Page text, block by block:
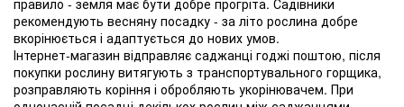
правило - земля має бути добре прогріта. Садівники
рекомендують весняну посадку - за літо рослина добре
вкорінюється і адаптується до нових умов.
Інтернет-магазин відправляє саджанці годжі поштою, після
покупки рослину витягують з транспортувального горщика,
розправляють коріння і обробляють укорінювачем. При